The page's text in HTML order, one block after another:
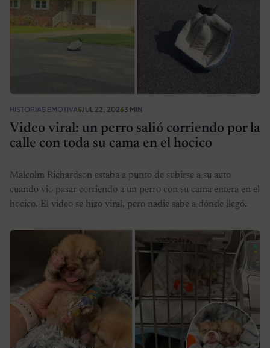
HISTORIAS EMOTIVASJUL 22, 20263 MIN
Video viral: un perro salió corriendo por la
calle con toda su cama en el hocico
Malcolm Richardson estaba a punto de subirse a su auto
cuando vio pasar corriendo a un perro con su cama entera en el
hocico. El video se hizo viral, pero nadie sabe a dónde llegó.